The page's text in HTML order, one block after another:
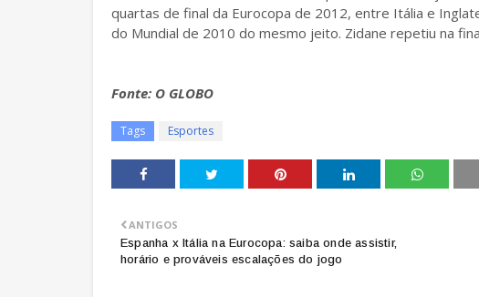
quartas de final da Eurocopa de 2012, entre Itália e
do Mundial de 2010 do mesmo jeito. Zidane repetiu na
Fonte: O GLOBO
Tags Esportes
ANTIGOS
Espanha x Itália na Eurocopa: saiba onde assistir,
horário e prováveis escalações do jogo